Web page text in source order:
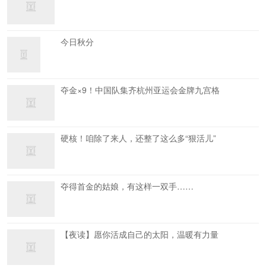
今日秋分
夺金×9！中国队集齐杭州亚运会金牌九宫格
硬核！咱除了来人，还整了这么多“狠活儿”
夺得首金的姑娘，有这样一双手……
【夜读】愿你活成自己的太阳，温暖有力量